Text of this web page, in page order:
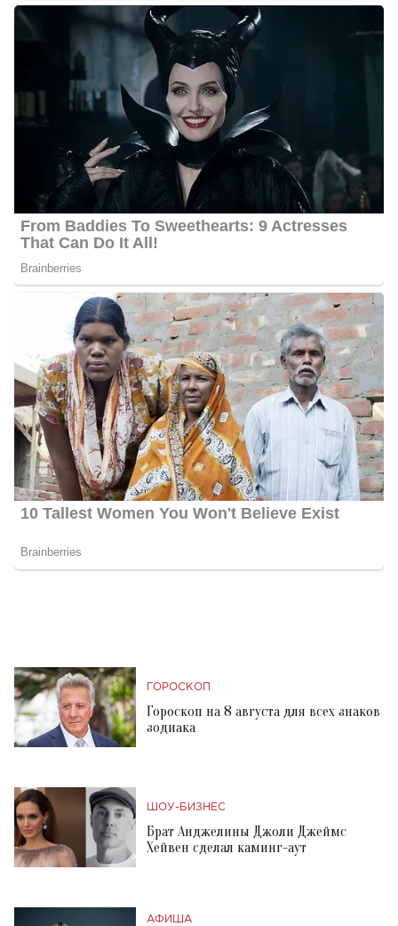
ГОРОСКОП
Гороскоп на 8 августа для всех знаков
зодиака
ШОУ-БИЗНЕС
Брат Анджелины Джоли Джеймс
Хейвен сделал каминг-аут
АФИША